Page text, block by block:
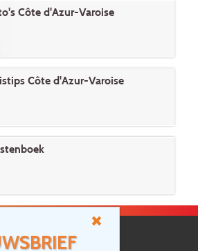
Côte d'Azur-Varoise
Côte d'Azur-Varoise